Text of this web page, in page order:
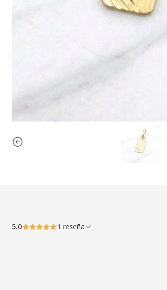
5.0 1 reseña